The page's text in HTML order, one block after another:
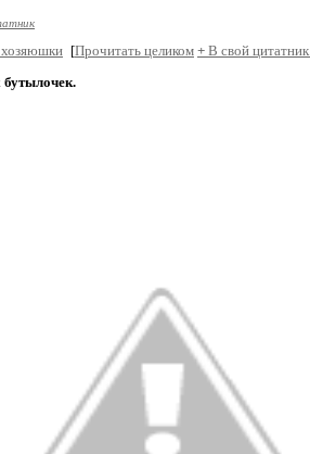
[Прочитать целиком + В свой
бутылочек.